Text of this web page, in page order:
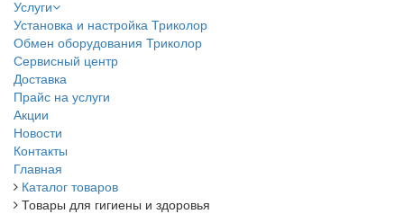
Услуги
Установка и настройка Триколор
Обмен оборудования Триколор
Сервисный центр
Доставка
Прайс на услуги
Акции
Новости
Контакты
Главная
Каталог товаров
Товары для гигиены и здоровья